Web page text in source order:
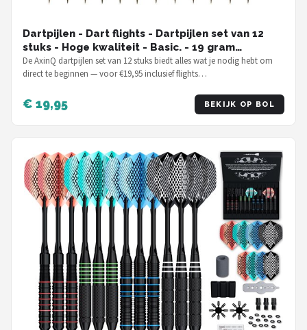
Dartpijlen - Dart flights - Dartpijlen set van 12
stuks - Hoge kwaliteit - Basic. - 19 gram
dartpijlen
De AxinQ dartpijlen set van 12 stuks biedt alles wat je nodig hebt om
direct te beginnen — voor €19,95 inclusief flights…
€ 19,95 BEKIJK OP BOL